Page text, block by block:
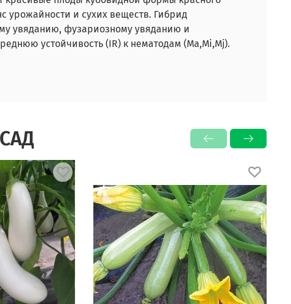
урожайности и сухих веществ. Гибрид
увяданию, фузариозному увяданию и
устойчивость (IR) к нематодам (Ma,Mi,Mj).